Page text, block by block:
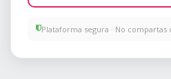
Plataforma segura · No compartas